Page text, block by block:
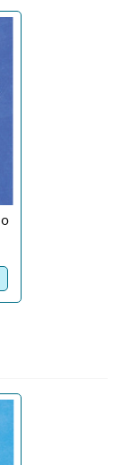
do koszyka